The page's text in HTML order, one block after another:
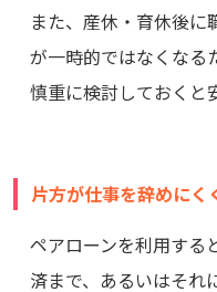
また、産休・育休後
が一時的ではなくなる
慎重に検討しておくと
片方が仕事を辞めにく
ペアローンを利用する
済まで、あるいはそれ